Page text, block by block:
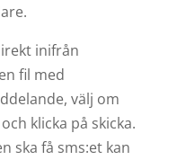
inifrån
fil med
välj om
klicka på skicka.
ska få sms:et kan